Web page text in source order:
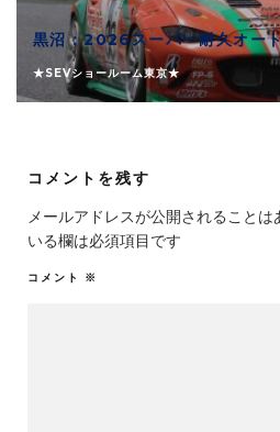
黒沼：2026スーパー耐久オー
★SEVショールーム東京★
コメントを残す
メールアドレスが公開されることは
いる欄は必須項目です
コメント ※